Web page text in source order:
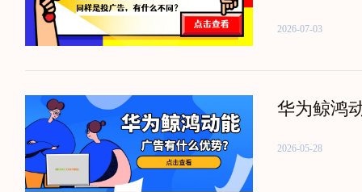
2026-07-03
华为鲸鸿
2026-05-28